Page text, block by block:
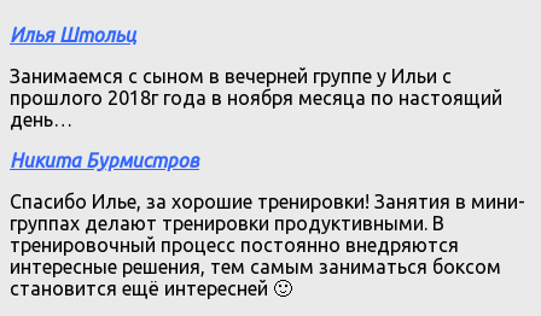
Илья Штольц
Занимаемся с сыном в вечерней группе у Ильи с
прошлого 2018г года в ноября месяца по настоящий
день…
Никита Бурмистров
Спасибо Илье, за хорошие тренировки! Занятия в мини-
группах делают тренировки продуктивными. В
тренировочный процесс постоянно внедряются
интересные решения, тем самым заниматься боксом
становится ещё интересней 🙂